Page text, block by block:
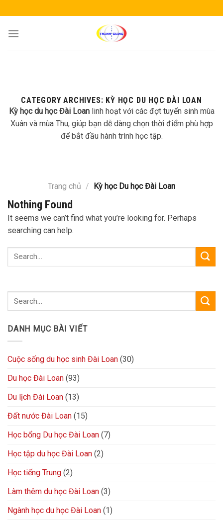
to
content
CATEGORY ARCHIVES: KỲ HỌC DU HỌC ĐÀI LOAN
Kỳ học du học Đài Loanlinh hoạt với các đợt tuyển sinh mùa
Xuân và mùa Thu, giúp bạn dễ dàng chọn thời điểm phù hợp
để bắt đầu hành trình học tập.
Trang chủ / Kỳ học Du học Đài Loan
Nothing Found
It seems we can’t find what you’re looking for. Perhaps
searching can help.
DANH MỤC BÀI VIẾT
Cuộc sống du học sinh Đài Loan (30)
Du học Đài Loan (93)
Du lịch Đài Loan (13)
Đất nước Đài Loan (15)
Học bổng Du học Đài Loan (7)
Học tập du học Đài Loan (2)
Học tiếng Trung (2)
Làm thêm du học Đài Loan (3)
Ngành học du học Đài Loan (1)